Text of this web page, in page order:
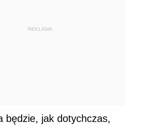
REKLAMA
będzie, jak dotychczas,